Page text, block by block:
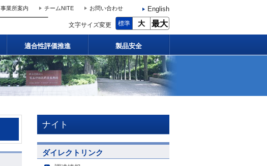
事業所案内 チームNITE お問い合わせ English
文字サイズ変更 標準 大 最大
適合性評価推進 製品安全
ナイト
ダイレクトリンク